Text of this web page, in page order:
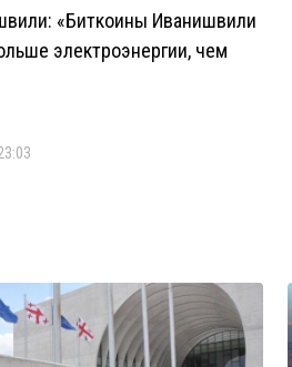
«Биткоины Иванишвили
электроэнергии, чем